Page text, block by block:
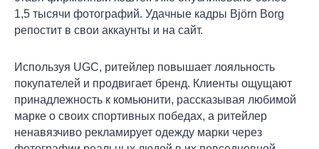
1,5 тысячи фотографий. Удачные кадры Björn Borg
репостит в свои аккаунты и на сайт.
Используя UGC, ритейлер повышает лояльность
покупателей и продвигает бренд. Клиенты ощущают
принадлежность к комьюнити, рассказывая любимой
марке о своих спортивных победах, а ритейлер
ненавязчиво рекламирует одежду марки через